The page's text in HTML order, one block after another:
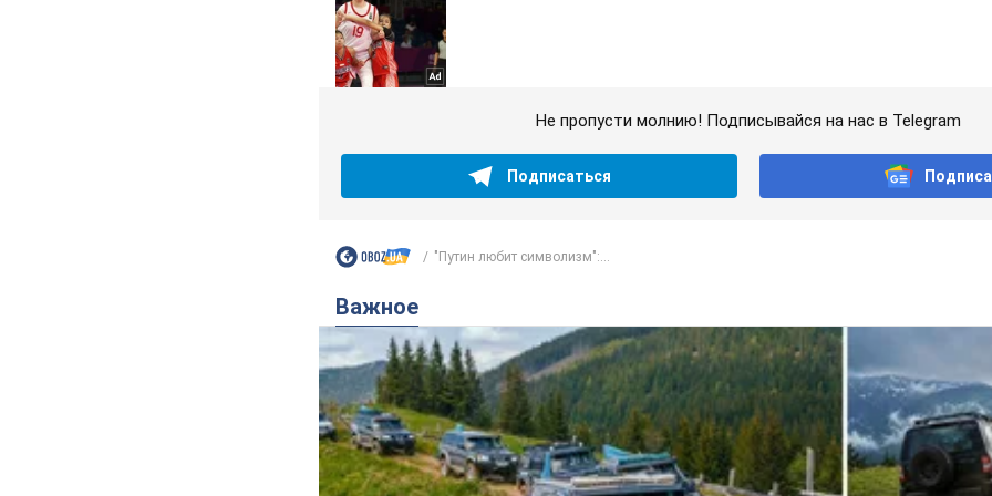
Не пропусти молнию! Подписывайся на нас в Telegram
Подписаться
"Путин любит символизм":...
Важное